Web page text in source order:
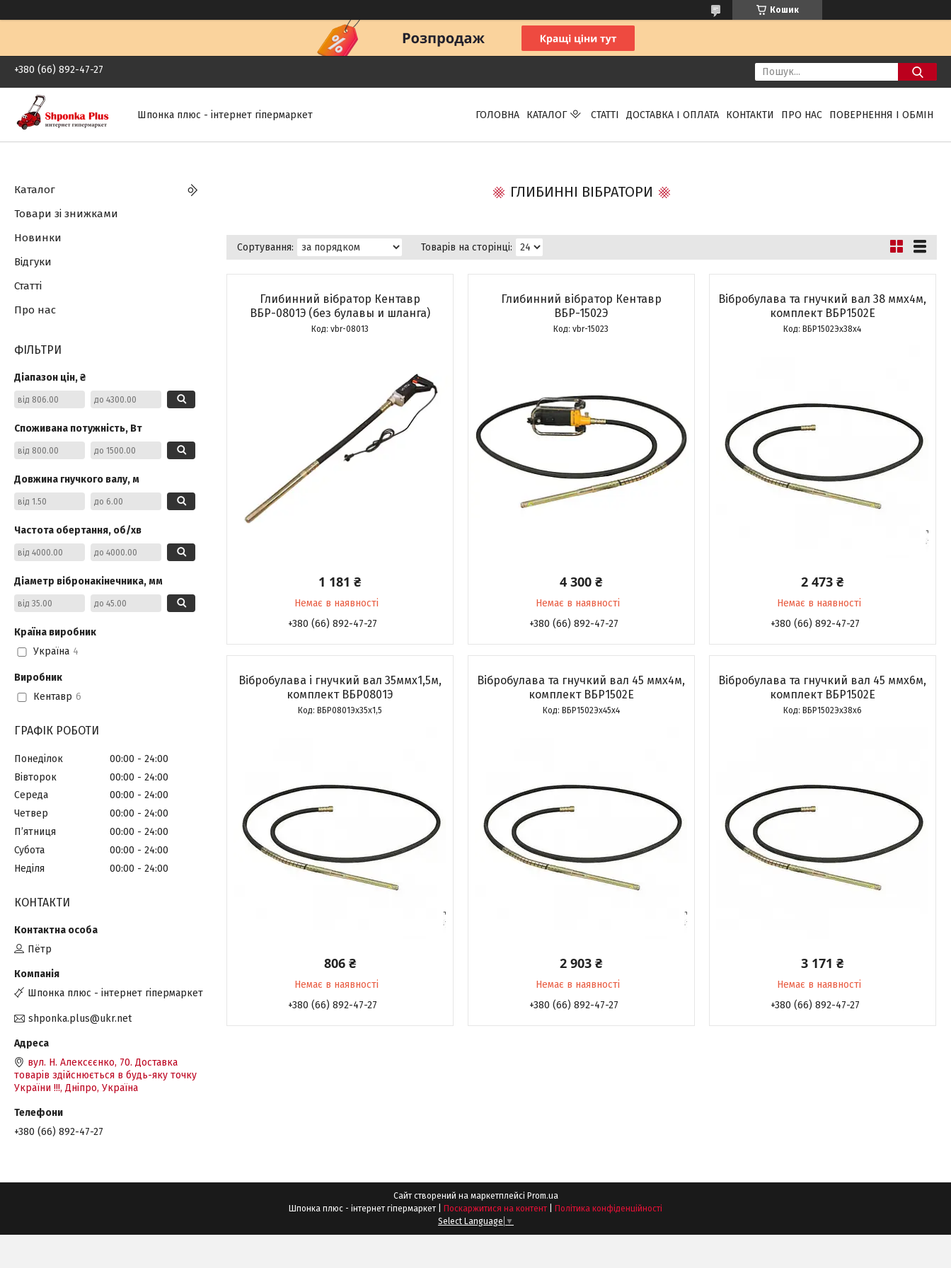
Кошик
+380 (66) 892-47-27
Шпонка плюс - інтернет гіпермаркет ГОЛОВНА КАТАЛОГ СТАТТІ ДОСТАВКА І ОПЛАТА КОНТАКТИ ПРО НАС ПОВЕРНЕННЯ І ОБМІН
ГЛИБИННІ ВІБРАТОРИ
Глибинний вібратор Кентавр
ВБР-0801Э (без булавы и шланга)
vbr-08013
1 181 ₴
Немає в наявності
+380 (66) 892-47-27
Глибинний вібратор Кентавр
ВБР-1502Э
vbr-15023
4 300 ₴
Немає в наявності
+380 (66) 892-47-27
Вібробулава та гнучкий вал 38 ммх4м,
комплект ВБР1502Е
ВБР1502Эх38х4
2 473 ₴
Немає в наявності
+380 (66) 892-47-27
Вібробулава і гнучкий вал 35ммх1,5м,
комплект ВБР0801Э
ВБР0801Эх35х1,5
806 ₴
Немає в наявності
+380 (66) 892-47-27
Вібробулава та гнучкий вал 45 ммх4м,
комплект ВБР1502Е
ВБР1502Эх45х4
2 903 ₴
Немає в наявності
+380 (66) 892-47-27
Вібробулава та гнучкий вал 45 ммх6м,
комплект ВБР1502Е
ВБР1502Эх38х6
3 171 ₴
Немає в наявності
+380 (66) 892-47-27
Каталог
Товари зі знижками
Новинки
Відгуки
Статті
Про нас
ФІЛЬТРИ
Діапазон цін, ₴
Споживана потужність, Вт
Довжина гнучкого валу, м
Частота обертання, об/хв
Діаметр вібронакінечника, мм
Країна виробник
Україна 4
Виробник
Кентавр 6
ГРАФІК РОБОТИ
Понеділок 00:00
24:00
Вівторок
00:00
24:00
Середа
00:00
24:00
Четвер
00:00
24:00
Пʼятниця
00:00
24:00
Субота
00:00
24:00
Неділя
00:00 24:00
КОНТАКТИ
Пётр
Шпонка плюс - інтернет гіпермаркет
shponka.plus@ukr.net
вул. Н. Алексєєнко, 70. Доставка
товарів здійснюється в будь-яку точку
України !!!, Дніпро, Україна
+380 (66) 892-47-27
Сайт створений на маркетплейсі Prom.ua
Поскаржитися на контент
Політика конфіденційності
Select Language ▼